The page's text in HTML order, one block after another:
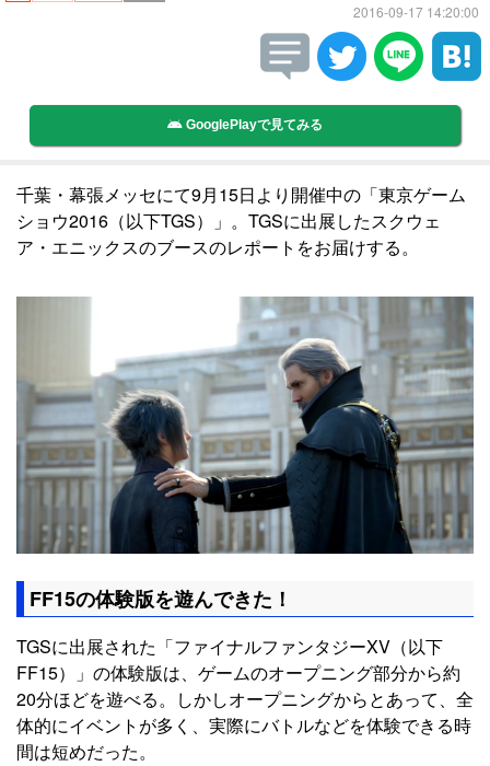
2016-09-17 14:20:00
GooglePlayで見てみる
千葉・幕張メッセにて9月15日より開催中の「東京ゲーム
ショウ2016（以下TGS）」。TGSに出展したスクウェ
ア・エニックスのブースのレポートをお届けする。
FF15の体験版を遊んできた！
TGSに出展された「ファイナルファンタジーXV（以下
FF15）」の体験版は、ゲームのオープニング部分から約
20分ほどを遊べる。しかしオープニングからとあって、全
体的にイベントが多く、実際にバトルなどを体験できる時
間は短めだった。